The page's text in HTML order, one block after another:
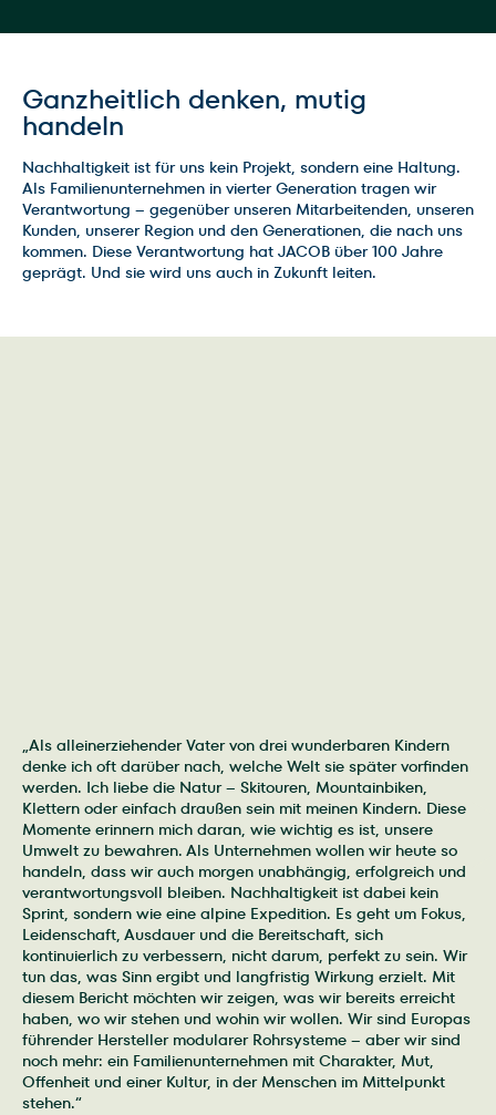
Ganzheitlich denken, mutig
handeln
Nachhaltigkeit ist für uns kein Projekt, sondern eine Haltung.
Als Familienunternehmen in vierter Generation tragen wir
Verantwortung – gegenüber unseren Mitarbeitenden, unseren
Kunden, unserer Region und den Generationen, die nach uns
kommen. Diese Verantwortung hat JACOB über 100 Jahre
geprägt. Und sie wird uns auch in Zukunft leiten.
„Als alleinerziehender Vater von drei wunderbaren Kindern
denke ich oft darüber nach, welche Welt sie später vorfinden
werden. Ich liebe die Natur – Skitouren, Mountainbiken,
Klettern oder einfach draußen sein mit meinen Kindern. Diese
Momente erinnern mich daran, wie wichtig es ist, unsere
Umwelt zu bewahren. Als Unternehmen wollen wir heute so
handeln, dass wir auch morgen unabhängig, erfolgreich und
verantwortungsvoll bleiben. Nachhaltigkeit ist dabei kein
Sprint, sondern wie eine alpine Expedition. Es geht um Fokus,
Leidenschaft, Ausdauer und die Bereitschaft, sich
kontinuierlich zu verbessern, nicht darum, perfekt zu sein. Wir
tun das, was Sinn ergibt und langfristig Wirkung erzielt. Mit
diesem Bericht möchten wir zeigen, was wir bereits erreicht
haben, wo wir stehen und wohin wir wollen. Wir sind Europas
führender Hersteller modularer Rohrsysteme – aber wir sind
noch mehr: ein Familienunternehmen mit Charakter, Mut,
Offenheit und einer Kultur, in der Menschen im Mittelpunkt
stehen.“